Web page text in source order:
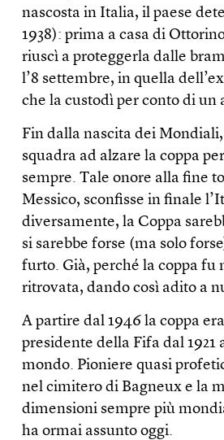
nascosta in Italia, il paese
1938): prima a casa di
riuscì a proteggerla dalle
l’8 settembre, in quella
che la custodì per conto di
Fin dalla nascita dei
squadra ad alzare la coppa
sempre. Tale onore alla fine
Messico, sconfisse in finale
diversamente, la Coppa
si sarebbe forse (ma solo
furto. Già, perché la coppa fu
ritrovata, dando così adito a
A partire dal 1946 la coppa
presidente della Fifa dal 1921
mondo. Pioniere quasi
nel cimitero di Bagneux e la
dimensioni sempre più
ha ormai assunto oggi.